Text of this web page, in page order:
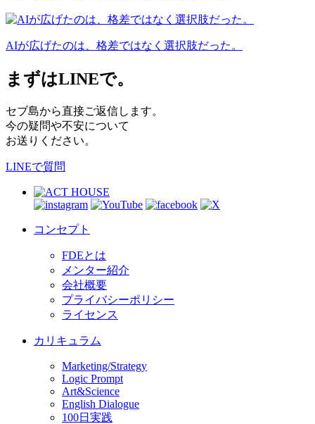
AIが広げたのは、格差ではなく選択肢だった。
まずはLINEで。
セブ島から直接ご返信します。
今の疑問や不安について
お送りください。
LINEで質問
コンセプト
FDEとは
メンター紹介
会社概要
プライバシーポリシー
ライセンス
カリキュラム
Marketing/Strategy
Logic Prompt
Art&Science
English Dialogue
100日実践